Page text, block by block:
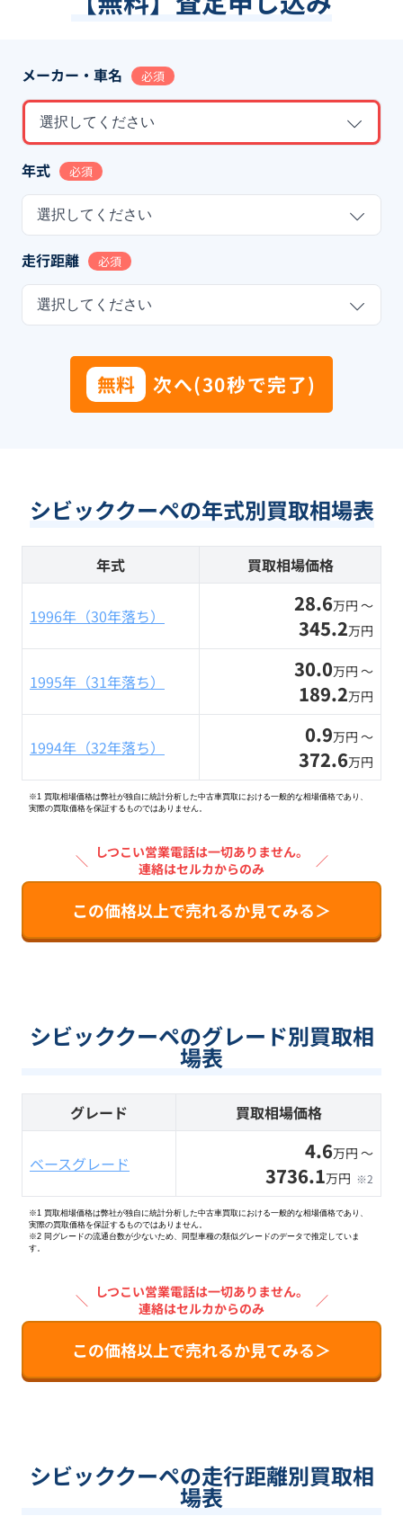
メーカー・車名 必須
選択してください
年式 必須
選択してください
走行距離 必須
選択してください
無料 次へ(30秒で完了)
シビッククーペの年式別買取相場表
年式 買取相場価格
1996年（30年落ち） 28.6万円 〜
345.2万円
1995年（31年落ち） 30.0万円 〜
189.2万円
1994年（32年落ち） 0.9万円 〜
372.6万円
※1 買取相場価格は弊社が独自に統計分析した中古車買取における一般的な相場価格であり、
実際の買取価格を保証するものではありません。
＼ しつこい営業電話は一切ありません。
連絡はセルカからのみ
／
この価格以上で売れるか見てみる＞
シビッククーペのグレード別買取相
場表
グレード 買取相場価格
ベースグレード 4.6万円 〜
3736.1万円 ※2
※1 買取相場価格は弊社が独自に統計分析した中古車買取における一般的な相場価格であり、
実際の買取価格を保証するものではありません。
※2 同グレードの流通台数が少ないため、同型車種の類似グレードのデータで推定していま
す。
＼ しつこい営業電話は一切ありません。
連絡はセルカからのみ
／
この価格以上で売れるか見てみる＞
シビッククーペの走行距離別買取相
場表